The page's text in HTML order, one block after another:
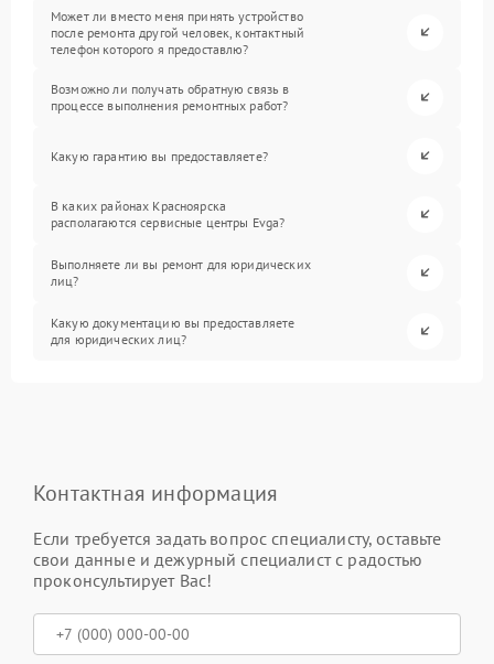
Может ли вместо меня принять устройство
после ремонта другой человек, контактный
телефон которого я предоставлю?
Возможно ли получать обратную связь в
процессе выполнения ремонтных работ?
Какую гарантию вы предоставляете?
В каких районах Красноярска
располагаются сервисные центры Evga?
Выполняете ли вы ремонт для юридических
лиц?
Какую документацию вы предоставляете
для юридических лиц?
Контактная информация
Если требуется задать вопрос специалисту, оставьте
свои данные и дежурный специалист с радостью
проконсультирует Вас!